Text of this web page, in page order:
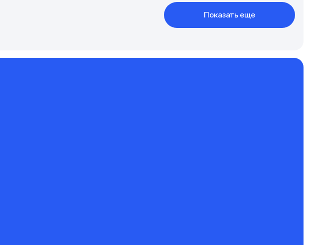
Показать еще